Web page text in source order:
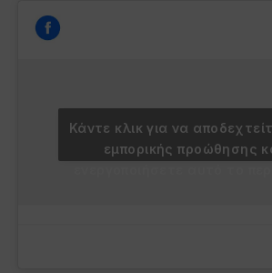
Κάντε κλικ για να
εμπορικής προώθησης